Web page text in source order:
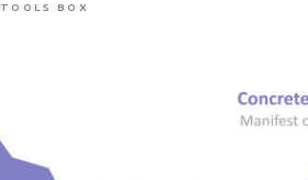
TOOLS BOX